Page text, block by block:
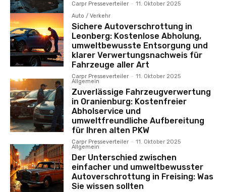
Carpr Presseverteiler - 11. Oktober 2025
Auto / Verkehr
Sichere Autoverschrottung in
Leonberg: Kostenlose Abholung,
umweltbewusste Entsorgung und
klarer Verwertungsnachweis für
Fahrzeuge aller Art
Carpr Presseverteiler - 11. Oktober 2025
Allgemein
Zuverlässige Fahrzeugverwertung
in Oranienburg: Kostenfreier
Abholservice und
umweltfreundliche Aufbereitung
für Ihren alten PKW
Carpr Presseverteiler - 11. Oktober 2025
Allgemein
Der Unterschied zwischen
einfacher und umweltbewusster
Autoverschrottung in Freising: Was
Sie wissen sollten